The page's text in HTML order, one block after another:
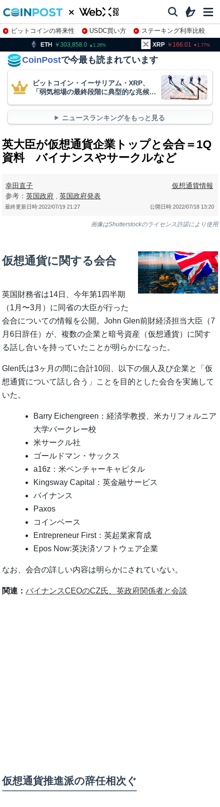
ビットコインの将来性 USDC買い方
ステーキング利率比較
株特集・関連銘柄
1.26 XRP 1.77 BNB
CoinPostで今最も読まれています
ビットコイン・イーサリアム・XRP、
「弱気相場の最終段階に典型的な兆候」
ニュースランキングをもっと見る
英大臣が仮想通貨企業トップと会合＝1Q
資料 バイナンスやサークルなど
幸田直子
参考：英国政府 ,英国政府発表
仮想通貨情報
公開日時:2022/07/18 13:20
最終更新日時:2022/07/19 21:27
画像はShutterstockのライセンス許諾により使用
仮想通貨に関する会合
英国財務省は14日、今年第1四半期
（1月〜3月）に同省の大臣が行った
会合についての情報を公開。John Glen前財経済担当大臣（7
月6日辞任）が、複数の企業と暗号資産（仮想通貨）に関す
る話し合いを持っていたことが明らかになった。
Glen氏は3ヶ月の間に合計10回、以下の個人及び企業と「仮
想通貨について話し合う」ことを目的とした会合を実施して
いた。
Barry Eichengreen：経済学教授、米カリフォルニア
大学バークレー校
米サークル社
ゴールドマン・サックス
a16z：米ベンチャーキャピタル
Kingsway Capital：英金融サービス
バイナンス
Paxos
コインベース
Entrepreneur First：英起業家育成
Epos Now:英決済ソフトウェア企業
なお、会合の詳しい内容は明らかにされていない。
関連：バイナンスCEOのCZ氏、英政府関係者と会談
仮想通貨推進派の辞任相次ぐ